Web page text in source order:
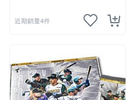
近期銷量4件